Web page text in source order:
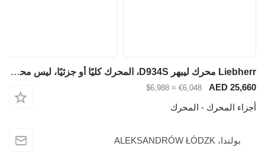
Liebherr محرك ليبهر D934S، المحرك كليًا أو جزئيًا، ليس محركًا لـ آلات البناء
AED 25,660
€6,048
≈ $6,988
أجزاء المحرك - المحرك
بولندا، ALEKSANDRÓW ŁÓDZK